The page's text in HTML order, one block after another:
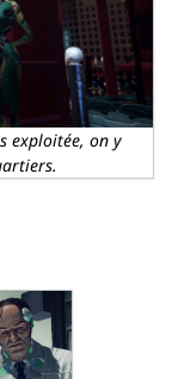
exploitée, on y